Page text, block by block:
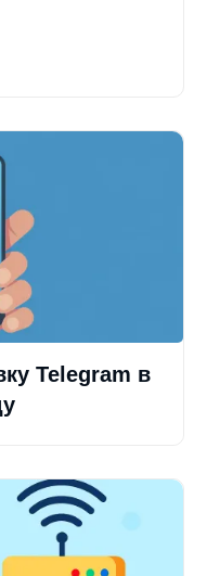
Telegram в